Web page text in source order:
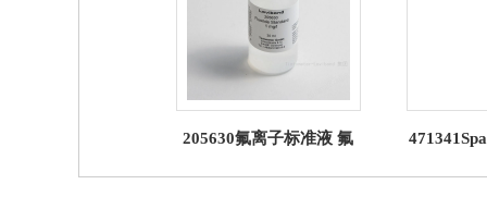
205630氟离子标准液 氟